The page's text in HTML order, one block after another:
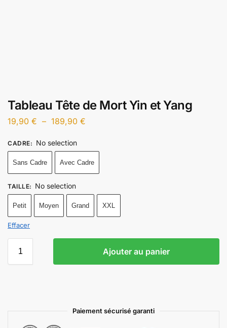
Tableau Tête de Mort Yin et Yang
19,90 € – 189,90 €
CADRE: No selection
Sans Cadre Avec Cadre
TAILLE: No selection
Petit Moyen Grand XXL
Effacer
Ajouter au panier
Paiement sécurisé garanti